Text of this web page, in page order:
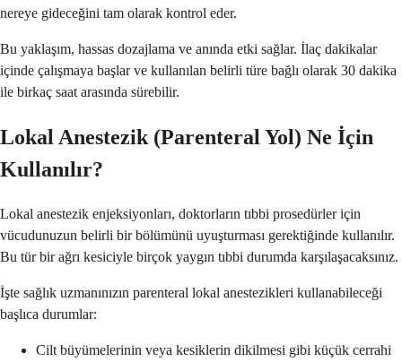
nereye gideceğini tam olarak kontrol eder.
Bu yaklaşım, hassas dozajlama ve anında etki sağlar. İlaç dakikalar
içinde çalışmaya başlar ve kullanılan belirli türe bağlı olarak 30 dakika
ile birkaç saat arasında sürebilir.
Lokal Anestezik (Parenteral Yol) Ne İçin
Kullanılır?
Lokal anestezik enjeksiyonları, doktorların tıbbi prosedürler için
vücudunuzun belirli bir bölümünü uyuşturması gerektiğinde kullanılır.
Bu tür bir ağrı kesiciyle birçok yaygın tıbbi durumda karşılaşacaksınız.
İşte sağlık uzmanınızın parenteral lokal anestezikleri kullanabileceği
başlıca durumlar:
Cilt büyümelerinin veya kesiklerin dikilmesi gibi küçük cerrahi